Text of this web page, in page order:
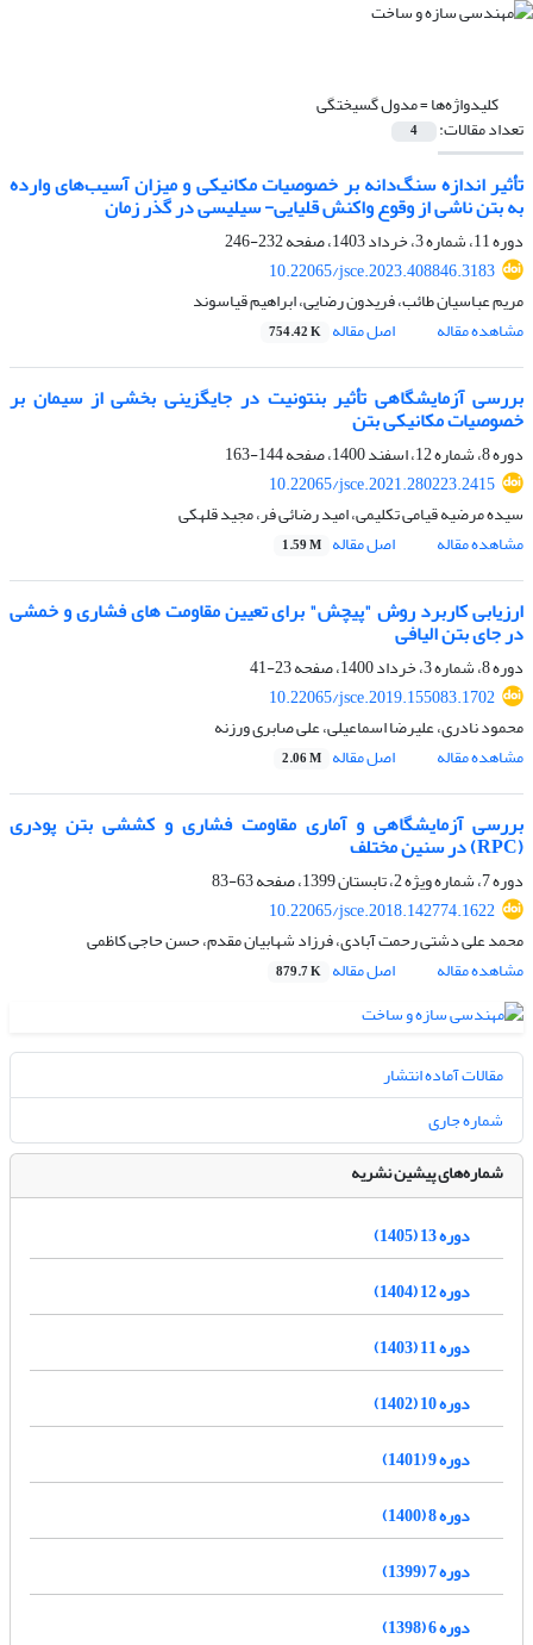
کلیدواژه‌ها =مدول گسیختگی
تعداد مقالات: 4
تأثیر اندازه سنگ‌دانه بر خصوصیات مکانیکی و میزان آسیب‌های وارده
به بتن ناشی از وقوع واکنش قلیایی- سیلیسی در گذر زمان
دوره 11، شماره 3، خرداد 1403، صفحه
232-246
10.22065/jsce.2023.408846.3183
مریم عباسیان طائب، فریدون رضایی، ابراهیم قیاسوند
مشاهده مقاله
اصل مقاله 754.42 K
بررسی آزمایشگاهی تأثیر بنتونیت در جایگزینی بخشی از سیمان بر
خصوصیات مکانیکی بتن
دوره 8، شماره 12، اسفند 1400، صفحه
144-163
10.22065/jsce.2021.280223.2415
سیده مرضیه قیامی تکلیمی، امید رضائی فر، مجید قلهکی
مشاهده مقاله
اصل مقاله 1.59 M
ارزیابی کاربرد روش "پیچش" برای تعیین مقاومت های فشاری و خمشی
در جای بتن الیافی
دوره 8، شماره 3، خرداد 1400، صفحه
23-41
10.22065/jsce.2019.155083.1702
محمود نادری، علیرضا اسماعیلی، علی صابری ورزنه
مشاهده مقاله
اصل مقاله 2.06 M
بررسی آزمایشگاهی و آماری مقاومت فشاری و کششی بتن پودری
(RPC) در سنین مختلف
دوره 7، شماره ویژه 2، تابستان 1399، صفحه
63-83
10.22065/jsce.2018.142774.1622
محمد علی دشتی رحمت آبادی، فرزاد شهابیان مقدم، حسن حاجی کاظمی
مشاهده مقاله
اصل مقاله 879.7 K
مقالات آماده انتشار
شماره جاری
شماره‌های پیشین نشریه
دوره 13 (1405)
دوره 12 (1404)
دوره 11 (1403)
دوره 10 (1402)
دوره 9 (1401)
دوره 8 (1400)
دوره 7 (1399)
دوره 6 (1398)